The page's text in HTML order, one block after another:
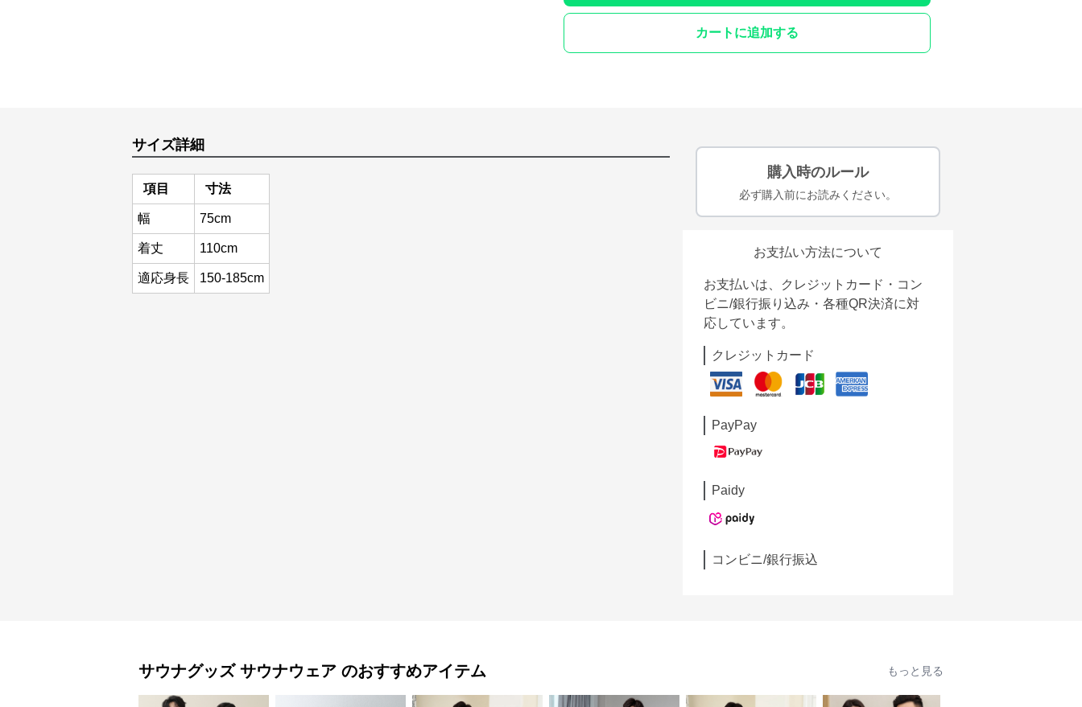
カートに追加する
サイズ詳細
項目 寸法
幅 75cm
着丈 110cm
適応身長 150-185cm
購入時のルール
必ず購入前にお読みください。
お支払い方法について
お支払いは、クレジットカード・コン
ビニ/銀行振り込み・各種QR決済に対
応しています。
クレジットカード
PayPay
Paidy
コンビニ/銀行振込
サウナグッズ サウナウェア のおすすめアイテム もっと見る